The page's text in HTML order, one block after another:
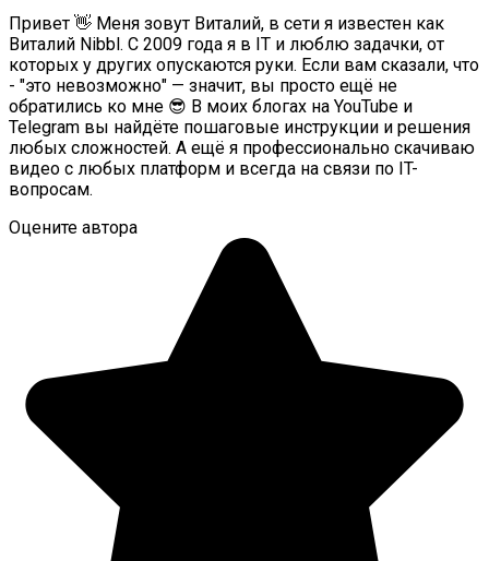
Привет 👋 Меня зовут Виталий, в сети я известен как
Виталий Nibbl. С 2009 года я в IT и люблю задачки, от
которых у других опускаются руки. Если вам сказали, что
- "это невозможно" — значит, вы просто ещё не
обратились ко мне 😎 В моих блогах на YouTube и
Telegram вы найдёте пошаговые инструкции и решения
любых сложностей. А ещё я профессионально скачиваю
видео с любых платформ и всегда на связи по IT-
вопросам.
Оцените автора